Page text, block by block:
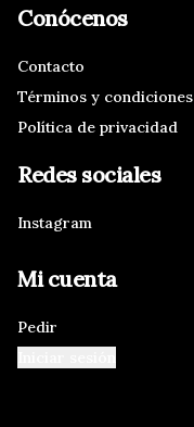
Conócenos
Contacto
Términos y condiciones
Política de privacidad
Redes sociales
Instagram
Mi cuenta
Pedir